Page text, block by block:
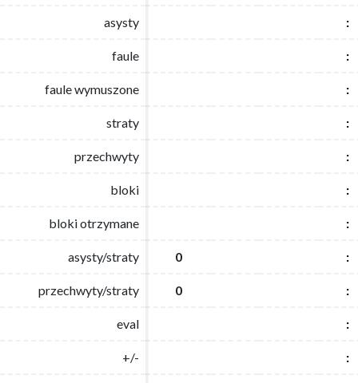
asysty :
faule :
faule wymuszone :
straty :
przechwyty :
bloki :
bloki otrzymane :
asysty/straty 0 :
przechwyty/straty 0 :
eval :
+/- :
asysty :
faule :
faule wymuszone :
straty :
przechwyty :
bloki :
bloki otrzymane :
asysty/straty 0 :
przechwyty/straty 0 :
eval :
+/- :